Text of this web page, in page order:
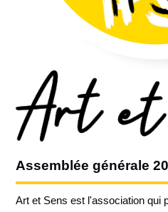
Assemblée générale
Art et Sens est l'association qui